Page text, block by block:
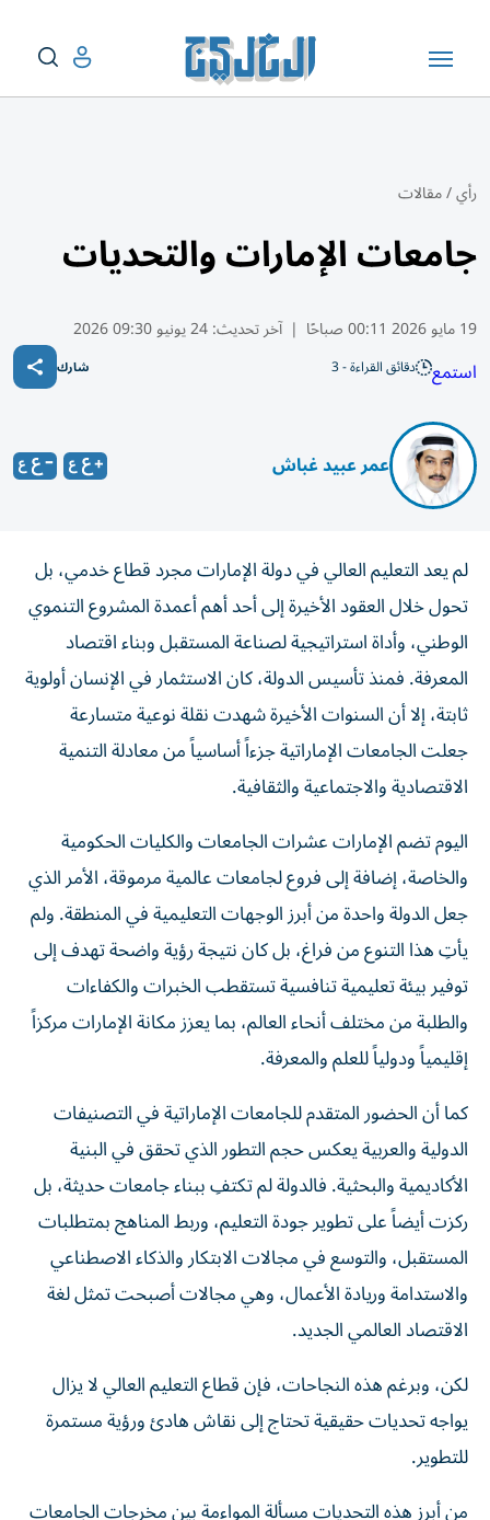
رأي/مقالات
جامعات الإمارات والتحديات
19 مايو 2026 00:11 صباحًا | آخر تحديث:24 يونيو 09:30 2026
استمع دقائق القراءة - 3 شارك
عمر عبيد غباش
لم يعد التعليم العالي في دولة الإمارات مجرد قطاع خدمي، بل
تحول خلال العقود الأخيرة إلى أحد أهم أعمدة المشروع التنموي
الوطني، وأداة استراتيجية لصناعة المستقبل وبناء اقتصاد
المعرفة. فمنذ تأسيس الدولة، كان الاستثمار في الإنسان أولوية
ثابتة، إلا أن السنوات الأخيرة شهدت نقلة نوعية متسارعة
جعلت الجامعات الإماراتية جزءاً أساسياً من معادلة التنمية
الاقتصادية والاجتماعية والثقافية.
اليوم تضم الإمارات عشرات الجامعات والكليات الحكومية
والخاصة، إضافة إلى فروع لجامعات عالمية مرموقة، الأمر الذي
جعل الدولة واحدة من أبرز الوجهات التعليمية في المنطقة. ولم
يأتِ هذا التنوع من فراغ، بل كان نتيجة رؤية واضحة تهدف إلى
توفير بيئة تعليمية تنافسية تستقطب الخبرات والكفاءات
والطلبة من مختلف أنحاء العالم، بما يعزز مكانة الإمارات مركزاً
إقليمياً ودولياً للعلم والمعرفة.
كما أن الحضور المتقدم للجامعات الإماراتية في التصنيفات
الدولية والعربية يعكس حجم التطور الذي تحقق في البنية
الأكاديمية والبحثية. فالدولة لم تكتفِ ببناء جامعات حديثة، بل
ركزت أيضاً على تطوير جودة التعليم، وربط المناهج بمتطلبات
المستقبل، والتوسع في مجالات الابتكار والذكاء الاصطناعي
والاستدامة وريادة الأعمال، وهي مجالات أصبحت تمثل لغة
الاقتصاد العالمي الجديد.
لكن، وبرغم هذه النجاحات، فإن قطاع التعليم العالي لا يزال
يواجه تحديات حقيقية تحتاج إلى نقاش هادئ ورؤية مستمرة
للتطوير.